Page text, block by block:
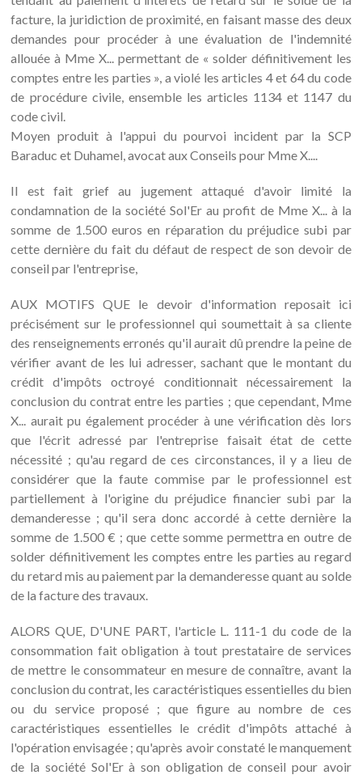
facture, la juridiction de proximité, en faisant masse des deux
demandes pour procéder à une évaluation de l'indemnité
allouée à Mme X... permettant de « solder définitivement les
comptes entre les parties », a violé les articles 4 et 64 du code
de procédure civile, ensemble les articles 1134 et 1147 du
code civil.
Moyen produit à l'appui du pourvoi incident par la SCP
Baraduc et Duhamel, avocat aux Conseils pour Mme X....
Il est fait grief au jugement attaqué d'avoir limité la
condamnation de la société Sol'Er au profit de Mme X... à la
somme de 1.500 euros en réparation du préjudice subi par
cette dernière du fait du défaut de respect de son devoir de
conseil par l'entreprise,
AUX MOTIFS QUE le devoir d'information reposait ici
précisément sur le professionnel qui soumettait à sa cliente
des renseignements erronés qu'il aurait dû prendre la peine de
vérifier avant de les lui adresser, sachant que le montant du
crédit d'impôts octroyé conditionnait nécessairement la
conclusion du contrat entre les parties ; que cependant, Mme
X... aurait pu également procéder à une vérification dès lors
que l'écrit adressé par l'entreprise faisait état de cette
nécessité ; qu'au regard de ces circonstances, il y a lieu de
considérer que la faute commise par le professionnel est
partiellement à l'origine du préjudice financier subi par la
demanderesse ; qu'il sera donc accordé à cette dernière la
somme de 1.500 € ; que cette somme permettra en outre de
solder définitivement les comptes entre les parties au regard
du retard mis au paiement par la demanderesse quant au solde
de la facture des travaux.
ALORS QUE, D'UNE PART, l'article L. 111-1 du code de la
consommation fait obligation à tout prestataire de services
de mettre le consommateur en mesure de connaître, avant la
conclusion du contrat, les caractéristiques essentielles du bien
ou du service proposé ; que figure au nombre de ces
caractéristiques essentielles le crédit d'impôts attaché à
l'opération envisagée ; qu'après avoir constaté le manquement
de la société Sol'Er à son obligation de conseil pour avoir